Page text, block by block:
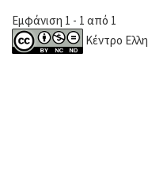
Εμφάνιση 1 - 1 από 1
Κέντρο